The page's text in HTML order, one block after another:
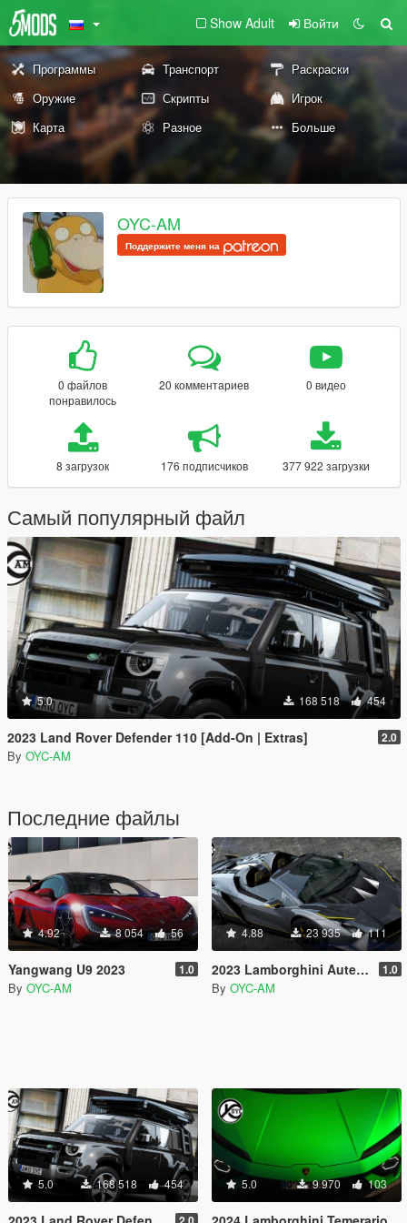
Show Adult Войти
Программы Транспорт
Раскраски
Оружие
Скрипты
Игрок
Карта
Разное Больше
OYC-AM
Поддержите меня на
0 файлов
понравилось
20 комментариев 0 видео
8 загрузок 176 подписчиков 377 922 загрузки
Самый популярный файл
5.0 168 518 454
2023 Land Rover Defender 110 [Add-On | Extras] 2.0
By OYC-AM
Последние файлы
4.92 8 054 56
Yangwang U9 2023 1.0
By OYC-AM
4.88 23 935 111
2023 Lamborghini Autentica [Add-On] 1.0
By OYC-AM
5.0 168 518 454 5.0 9 970 103